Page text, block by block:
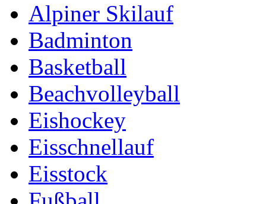
Alpiner Skilauf
Badminton
Basketball
Beachvolleyball
Eishockey
Eisschnellauf
Eisstock